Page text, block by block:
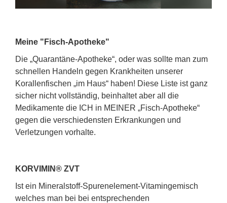
Meine "Fisch-Apotheke"
Die „Quarantäne-Apotheke“, oder was sollte man zum
schnellen Handeln gegen Krankheiten unserer
Korallenfischen „im Haus“ haben! Diese Liste ist ganz
sicher nicht vollständig, beinhaltet aber all die
Medikamente die ICH in MEINER „Fisch-Apotheke“
gegen die verschiedensten Erkrankungen und
Verletzungen vorhalte.
KORVIMIN® ZVT
Ist ein Mineralstoff-Spurenelement-Vitamingemisch
welches man bei bei entsprechenden